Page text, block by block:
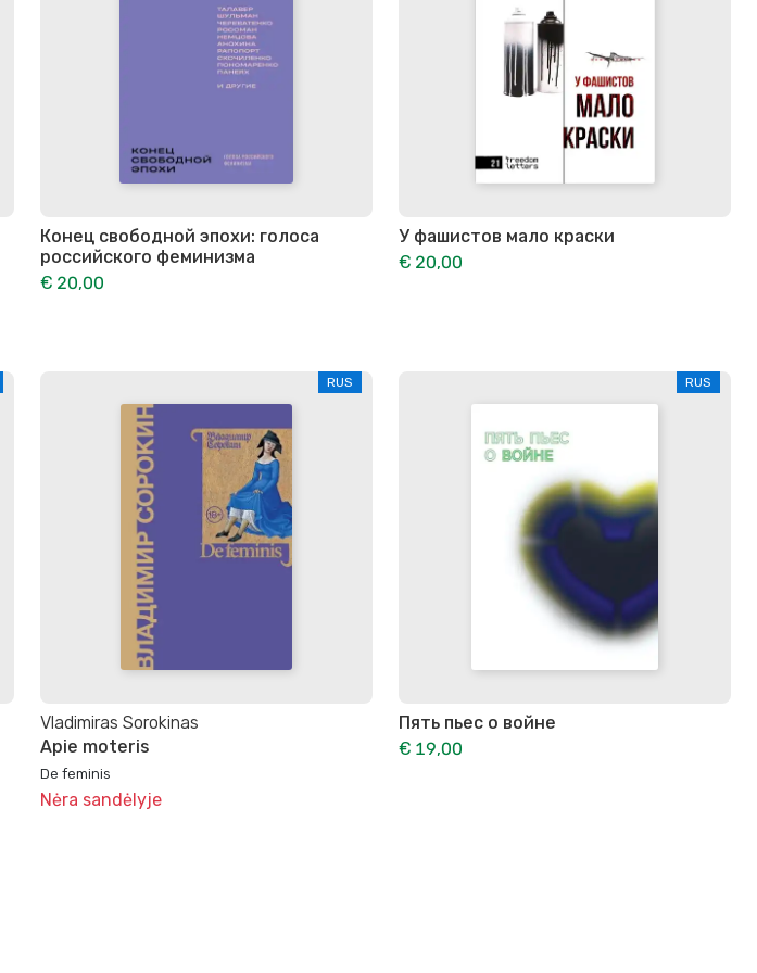
Конец свободной эпохи: голоса
российского феминизма
€ 20,00
У фашистов мало краски
€ 20,00
RUS
Vladimiras Sorokinas
Apie moteris
De feminis
Nėra sandėlyje
RUS
Пять пьес о войне
€ 19,00